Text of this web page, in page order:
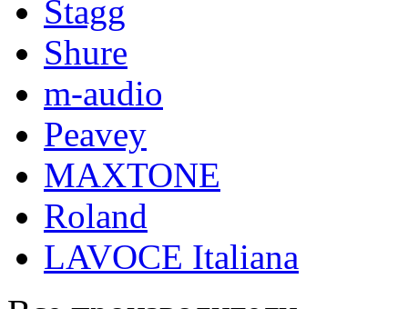
Stagg
Shure
m-audio
Peavey
MAXTONE
Roland
LAVOCE Italiana